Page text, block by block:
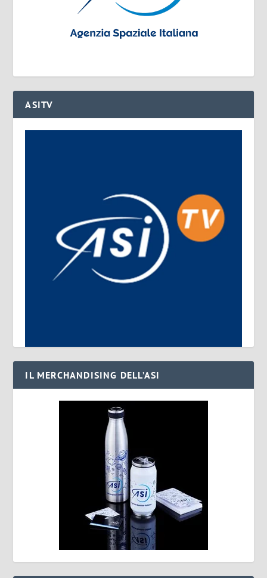
ASITV
IL MERCHANDISING DELL’ASI